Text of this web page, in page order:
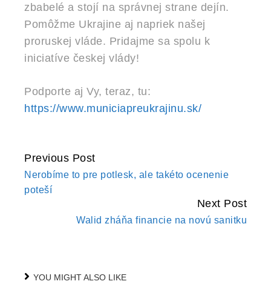
zbabelé a stojí na správnej strane dejín.
Pomôžme Ukrajine aj napriek našej
proruskej vláde. Pridajme sa spolu k
iniciatíve českej vlády!
Podporte aj Vy, teraz, tu:
https://www.municiapreukrajinu.sk/
CONTINUE
READING
Previous Post
Nerobíme to pre potlesk, ale takéto ocenenie
poteší
Next Post
Walid zháňa financie na novú sanitku
YOU MIGHT ALSO LIKE